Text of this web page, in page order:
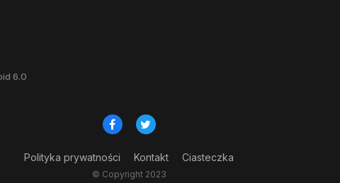
6.0
Polityka prywatności Kontakt Ciasteczka
© Copyright 2023